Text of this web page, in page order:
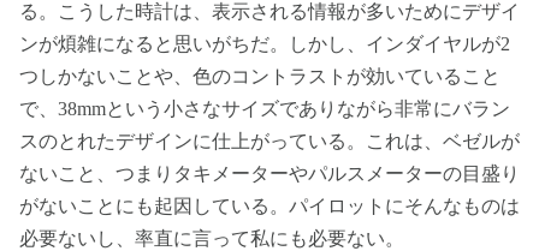
る。こうした時計は、表示される情報が多いためにデザイ
ンが煩雑になると思いがちだ。しかし、インダイヤルが2
つしかないことや、色のコントラストが効いていること
で、38mmという小さなサイズでありながら非常にバラン
スのとれたデザインに仕上がっている。これは、ベゼルが
ないこと、つまりタキメーターやパルスメーターの目盛り
がないことにも起因している。パイロットにそんなものは
必要ないし、率直に言って私にも必要ない。